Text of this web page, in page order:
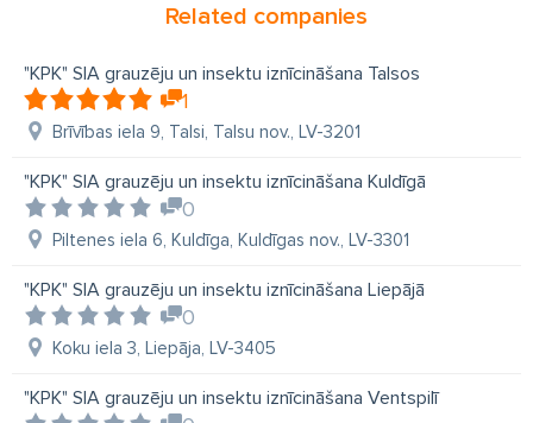
Related companies
"KPK" SIA grauzēju un insektu iznīcināšana Talsos
1
Brīvības iela 9, Talsi, Talsu nov., LV-3201
"KPK" SIA grauzēju un insektu iznīcināšana Kuldīgā
0
Piltenes iela 6, Kuldīga, Kuldīgas nov., LV-3301
"KPK" SIA grauzēju un insektu iznīcināšana Liepājā
0
Koku iela 3, Liepāja, LV-3405
"KPK" SIA grauzēju un insektu iznīcināšana Ventspilī